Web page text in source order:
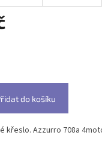
do košíku
křeslo. Azzurro 708a